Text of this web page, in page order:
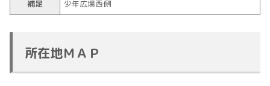
補足 少年広場西側
所在地ＭＡＰ